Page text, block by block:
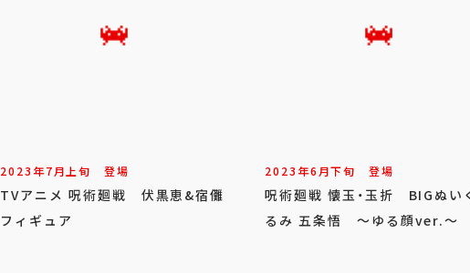
2023年7月上旬 登場
TVアニメ 呪術廻戦 伏黒恵&宿儺
フィギュア
2023年6月下旬 登場
呪術廻戦 懐玉・玉折 BIGぬい
るみ 五条悟 ～ゆる顔ver.～